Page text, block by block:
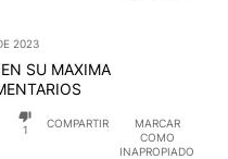
2023
SU MAXIMA
1
COMPARTIR
MARCAR
COMO
INAPROPIADO